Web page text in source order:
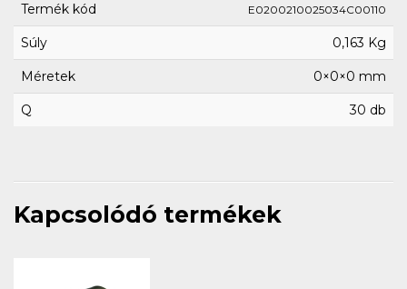
Termék kód E0200210025034C00110
Súly 0,163 Kg
Méretek 0×0×0 mm
Q 30 db
Kapcsolódó termékek